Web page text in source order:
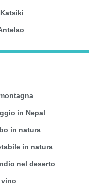
in Nepal
in natura
in natura
nel deserto
vino